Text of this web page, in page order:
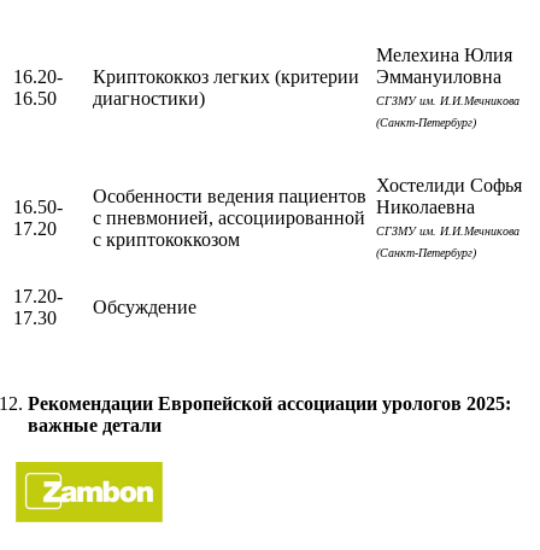
16.20-
16.50
Криптококкоз легких (критерии
диагностики)
Мелехина Юлия
Эммануиловна
СГЗМУ им. И.И.Мечникова
(Санкт-Петербург)
16.50-
17.20
Особенности ведения пациентов
с пневмонией, ассоциированной
с криптококкозом
Хостелиди Софья
Николаевна
СГЗМУ им. И.И.Мечникова
(Санкт-Петербург)
17.20-
17.30
Обсуждение
Рекомендации Европейской ассоциации урологов 2025:
важные детали